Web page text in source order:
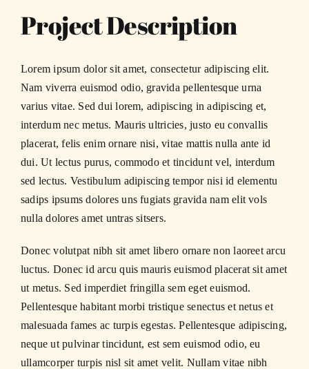
Project Description
Lorem ipsum dolor sit amet, consectetur adipiscing elit.
Nam viverra euismod odio, gravida pellentesque urna
varius vitae. Sed dui lorem, adipiscing in adipiscing et,
interdum nec metus. Mauris ultricies, justo eu convallis
placerat, felis enim ornare nisi, vitae mattis nulla ante id
dui. Ut lectus purus, commodo et tincidunt vel, interdum
sed lectus. Vestibulum adipiscing tempor nisi id elementu
sadips ipsums dolores uns fugiats gravida nam elit vols
nulla dolores amet untras sitsers.
Donec volutpat nibh sit amet libero ornare non laoreet arcu
luctus. Donec id arcu quis mauris euismod placerat sit amet
ut metus. Sed imperdiet fringilla sem eget euismod.
Pellentesque habitant morbi tristique senectus et netus et
malesuada fames ac turpis egestas. Pellentesque adipiscing,
neque ut pulvinar tincidunt, est sem euismod odio, eu
ullamcorper turpis nisl sit amet velit. Nullam vitae nibh